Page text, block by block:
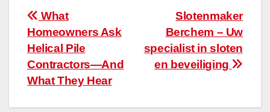
Post
navigation
Slotenmaker
Berchem – Uw
specialist in sloten
en beveiliging
What
Homeowners Ask
Helical Pile
Contractors—And
What They Hear